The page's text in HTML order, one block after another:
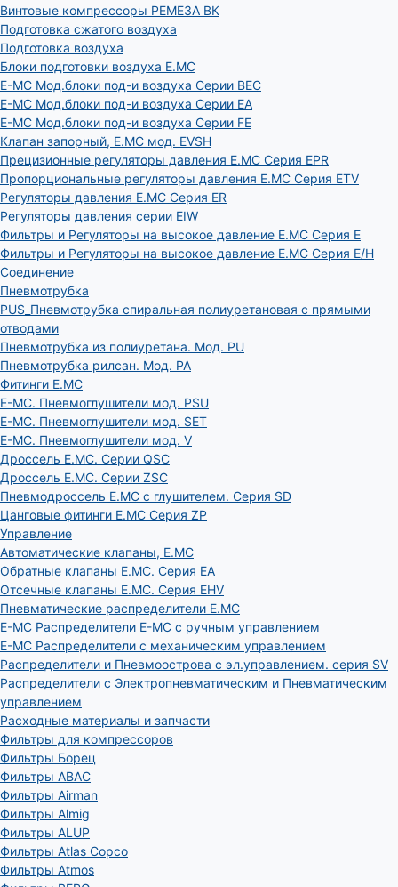
Винтовые компрессоры РЕМЕЗА ВК
Подготовка сжатого воздуха
Подготовка воздуха
Блоки подготовки воздуха E.MC
E-MC Мод.блоки под-и воздуха Серии BEC
E-MC Мод.блоки под-и воздуха Серии EA
E-MC Мод.блоки под-и воздуха Серии FE
Клапан запорный, E.MC мод. EVSH
Прецизионные регуляторы давления E.MC Серия EPR
Пропорциональные регуляторы давления E.MC Серия ETV
Регуляторы давления E.MC Серия ER
Регуляторы давления серии EIW
Фильтры и Регуляторы на высокое давление E.MC Серия E
Фильтры и Регуляторы на высокое давление E.MC Серия E/H
Соединение
Пневмотрубка
PUS_Пневмотрубка спиральная полиуретановая с прямыми
отводами
Пневмотрубка из полиуретана. Мод. РU
Пневмотрубка рилсан. Мод. PA
Фитинги E.MC
E-MC. Пневмоглушители мод. PSU
E-MC. Пневмоглушители мод. SET
E-MC. Пневмоглушители мод. V
Дроссель E.MC. Серии QSC
Дроссель E.MC. Серии ZSC
Пневмодроссель E.MC с глушителем. Серия SD
Цанговые фитинги E.MC Серия ZP
Управление
Автоматические клапаны, Е.МС
Обратные клапаны E.MC. Серия EA
Отсечные клапаны E.MC. Серия EHV
Пневматические распределители E.MC
E-MC Распределители E-MC с ручным управлением
E-MC Распределители с механическим управлением
Распределители и Пневмоострова с эл.управлением. серия SV
Распределители с Электропневматическим и Пневматическим
управлением
Расходные материалы и запчасти
Фильтры для компрессоров
Фильтры Борец
Фильтры ABAC
Фильтры Airman
Фильтры Almig
Фильтры ALUP
Фильтры Atlas Copco
Фильтры Atmos